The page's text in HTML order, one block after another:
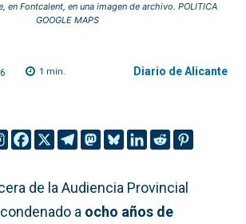
en Fontcalent, en una imagen de archivo. POLITICA
GOOGLE MAPS
1 min. Diario de Alicante
de la Audiencia Provincial
a ocho años de